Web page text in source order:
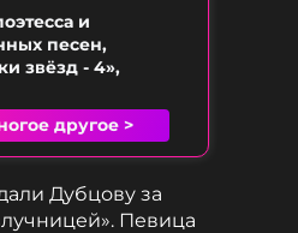
и
песен,
звёзд - 4»,
другое >
Дубцову за
Певица